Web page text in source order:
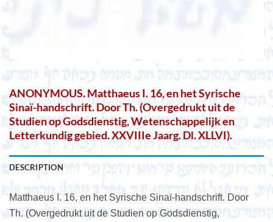
ANONYMOUS. Matthaeus I. 16, en het Syrische
Sinaï-handschrift. Door Th. (Overgedrukt uit de
Studien op Godsdienstig, Wetenschappelijk en
Letterkundig gebied. XXVIIIe Jaarg. Dl. XLLVI).
DESCRIPTION
Matthaeus I. 16, en het Syrische Sinaï-handschrift. Door
Th. (Overgedrukt uit de Studien op Godsdienstig,